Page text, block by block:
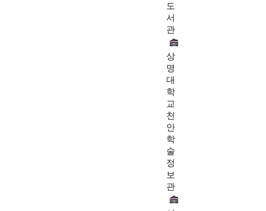
도
서
관
상
명
대
학
교
천
안
학
술
정
보
관